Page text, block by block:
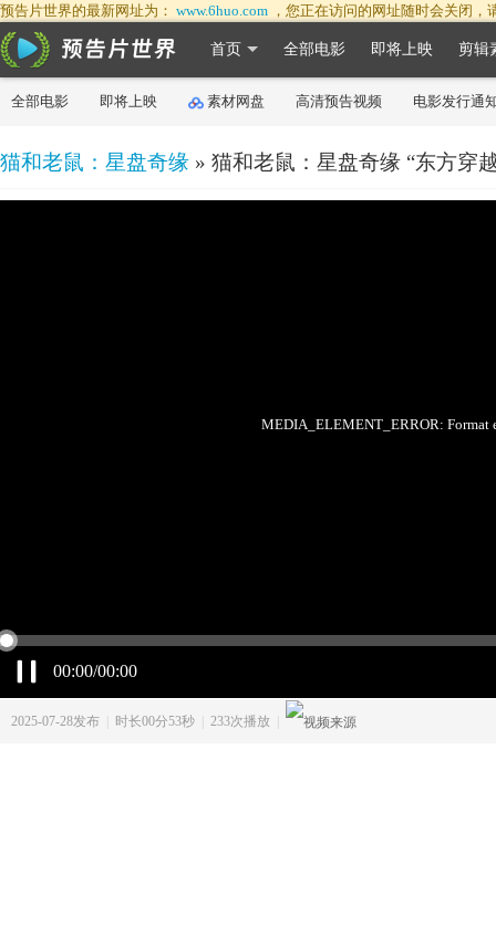
预告片世界的最新网址为： www.6huo.com ，您正在访问的网址随时会关闭
首页 全部电影 即将上映 剪辑
全部电影 即将上映 素材网盘 高清预告视频 电影发行通
猫和老鼠：星盘奇缘 » 猫和老鼠：星盘奇缘 “东方穿
00:00/00:00
MEDIA_ELEMENT_ERROR: Format
2025-07-28发布 时长00分53秒 233次播放